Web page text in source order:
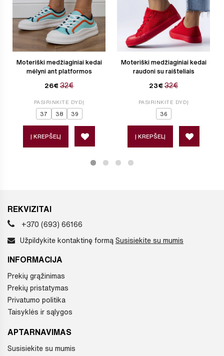
Moteriški medžiaginiai kedai
mėlyni ant platformos
26€ 32€
PASIRINKITE DYDĮ
37 38 39
Į KREPŠELĮ
Moteriški medžiaginiai kedai
raudoni su raišteliais
23€ 32€
PASIRINKITE DYDĮ
36
Į KREPŠELĮ
REKVIZITAI
+370 (693) 66166
Užpildykite kontaktinę formą Susisiekite su mumis
INFORMACIJA
Prekių grąžinimas
Prekių pristatymas
Privatumo politika
Taisyklės ir sąlygos
APTARNAVIMAS
Susisiekite su mumis